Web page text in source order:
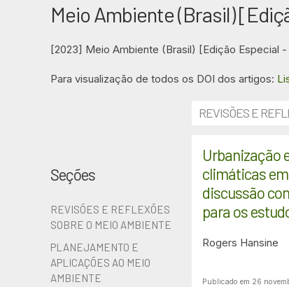
Meio Ambiente (Brasil)
[2023] Meio Ambiente (Brasil) [Edição Especial
Para visualização de todos os DOI dos artigos:
Seções
REVISÕES E REFLEXÕES
SOBRE O MEIO AMBIENTE
PLANEJAMENTO E
APLICAÇÕES AO MEIO
AMBIENTE
REVISÕES E
Urbanização
climáticas
discussão
para os
Rogers Hansine
Publicado em 26